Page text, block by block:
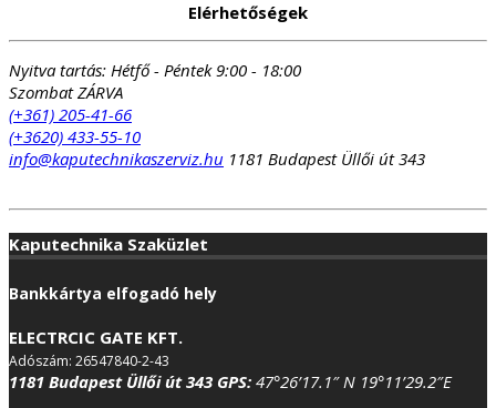
18
16
Elérhetőségek
Nyitva tartás: Hétfő - Péntek 9:00 - 18:00
Szombat ZÁRVA
(+361) 205-41-66
(+3620) 433-55-10
info@kaputechnikaszerviz.hu 1181 Budapest Üllői út 343
Kaputechnika Szaküzlet
Bankkártya elfogadó hely
ELECTRCIC GATE KFT.
Adószám: 26547840-2-43
1181 Budapest Üllői út 343 GPS: 47°26’17.1″ N 19°11’29.2″E